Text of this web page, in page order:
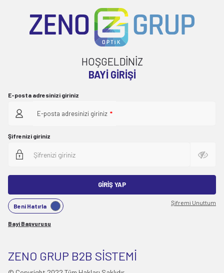
HOŞGELDİNİZ
BAYI GIRIŞI
E-posta adresinizi giriniz
E-posta adresinizi giriniz *
Şifrenizi giriniz
GIRIŞ YAP
Beni Hatırla Şifremi Unuttum
Bayi Başvurusu
ZENO GRUP B2B SİSTEMİ